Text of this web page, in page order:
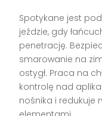
Spotykane jest
jeździe, gdy
penetrację.
smarowanie na
ostygł. Praca na
kontrolę nad
nośnika i redukuje